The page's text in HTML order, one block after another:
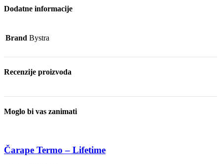
Dodatne informacije
Brand Bystra
Recenzije proizvoda
Moglo bi vas zanimati
Čarape Termo – Lifetime